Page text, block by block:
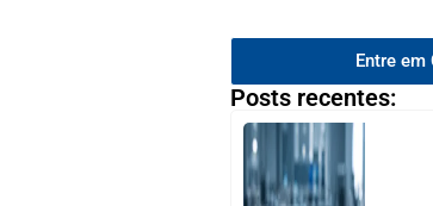
Entre em
Posts recentes: